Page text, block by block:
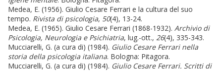
Medea, E. (1956). Giulio Cesare Ferrari e la cultura del suo
tempo. Rivista di psicologia, 50(4), 13-24.
Medea, E. (1965). Giulio Cesare Ferrari (1868-1932). Archivio di
Psicologia, Neurologia e Psichiatria, lug.-ott., 26(4), 335-343.
Mucciarelli, G. (a cura di) (1984). Giulio Cesare Ferrari nella
storia della psicologia italiana. Bologna: Pitagora.
Mucciarelli, G. (a cura di) (1984). Giulio Cesare Ferrari. Scritti di